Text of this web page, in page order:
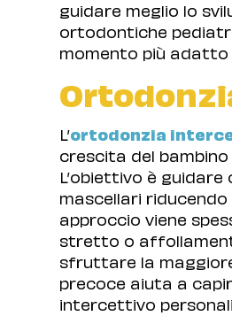
guidare meglio lo
ortodontiche
momento più
L’ortodonzia
crescita del
L’obiettivo è
mascellari
approccio viene
stretto o
sfruttare la
precoce aiuta a
intercettivo